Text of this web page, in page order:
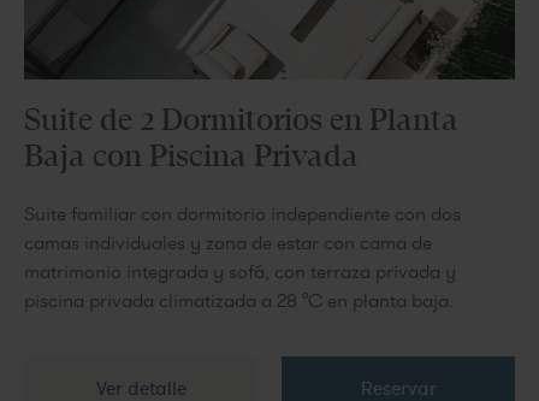
Suite de 2 Dormitorios en Planta
Baja con Piscina Privada
Suite familiar con dormitorio independiente con dos
camas individuales y zona de estar con cama de
matrimonio integrada y sofá, con terraza privada y
piscina privada climatizada a 28 °C en planta baja.
Ver detalle Reservar